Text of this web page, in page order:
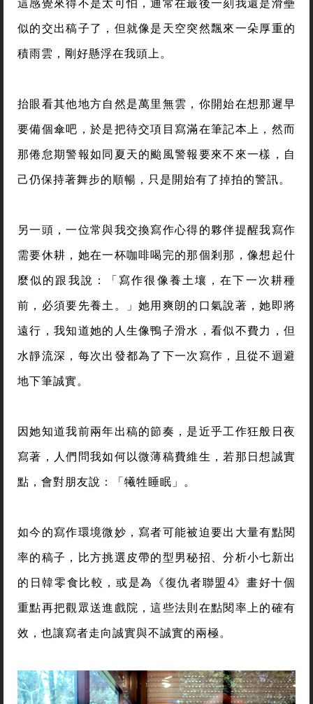
這感覺來得不是太可怕，通常在最後一刻我還是滑壘
似的交出稿子了，但就像是天空突然飄來一朵厚重的
積雨雲，剛好懸浮在我頭上。
抬眼看其他地方自然是萬里無雲，你開始在想那遲早
要備個傘吧，於是把待交項目寫滿在筆記本上，然而
那倦怠期警報如同夏天的颱風警報要來不來一樣，自
己仍保持著舞步的順暢，只是開始有了掉拍的警訊。
另一頭，一位常與我交換寫作心得的夥伴提醒我寫作
需要休耕，她在一杯咖啡喝完的那個剎那，像想起什
麼似的跟我說：「寫作很像養土壤，在下一次耕種
前，必須要先養土。」她用爽朗的口氣說著，她即將
遠行，我知道她的人生像鴨子滑水，看似不費力，但
水靜流深，每次出發都為了下一次寫作，且從不迴避
地下筆誠實。
因她知道我前兩年出稿的節奏，是近乎工作狂般日夜
寫著，人們問我如何以微薄稿費維生，若那日想誠實
點，會對朋友說：「犧牲睡眠」。
如今的寫作環境微妙，寫者可能被迫要出大量有點閱
率的稿子，比方挑選皮帶的型男秘招、分析小七新出
的日韓零食比較，或是為《復仇者聯盟4》畫好十個
重點再把觀眾送進戲院，這些法則在點閱率上的確有
效，也讓寫者走向誠實與不誠實的兩極。